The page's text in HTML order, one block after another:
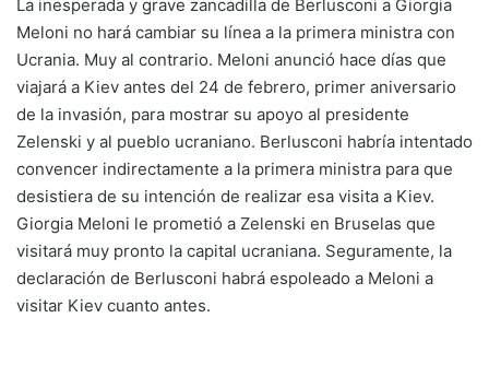
La inesperada y grave zancadilla de Berlusconi a Giorgia
Meloni no hará cambiar su línea a la primera ministra con
Ucrania. Muy al contrario. Meloni anunció hace días que
viajará a Kiev antes del 24 de febrero, primer aniversario
de la invasión, para mostrar su apoyo al presidente
Zelenski y al pueblo ucraniano. Berlusconi habría intentado
convencer indirectamente a la primera ministra para que
desistiera de su intención de realizar esa visita a Kiev.
Giorgia Meloni le prometió a Zelenski en Bruselas que
visitará muy pronto la capital ucraniana. Seguramente, la
declaración de Berlusconi habrá espoleado a Meloni a
visitar Kiev cuanto antes.